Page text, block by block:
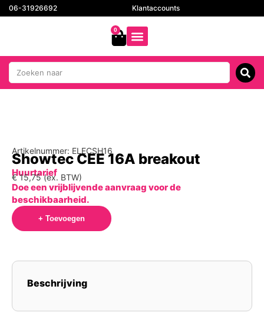
06-31926692 Klantaccounts
0
Artikelnummer: ELECSH16
Showtec CEE 16A breakout
Huurtarief
€15,75(ex. BTW)
Doe een vrijblijvende aanvraag voor de
beschikbaarheid.
+ Toevoegen
Beschrijving